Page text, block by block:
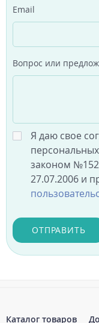
Email
Вопрос или
Я даю свое
законом
27.07.2006 и
ОТПРАВИТЬ
Каталог товаров